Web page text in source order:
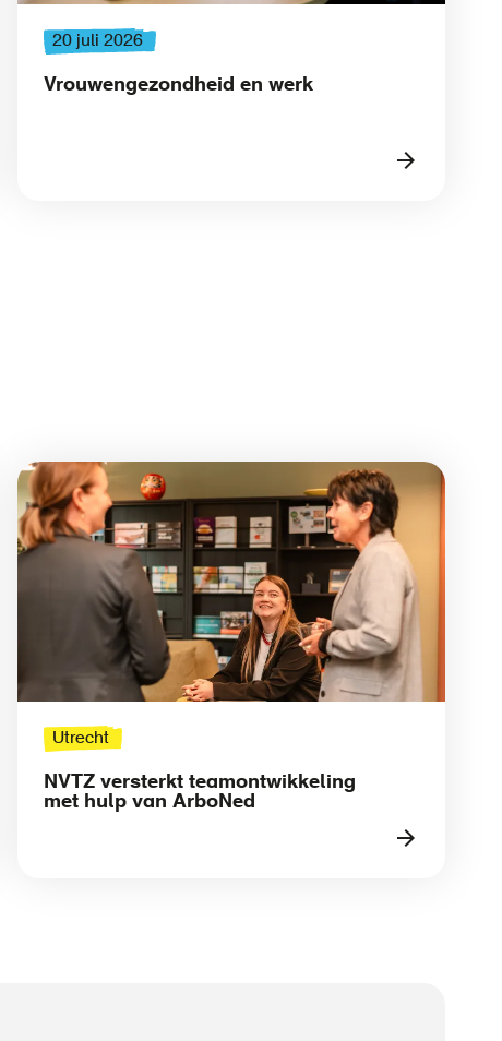
20 juli 2026
Vrouwengezondheid en werk
Utrecht
NVTZ versterkt teamontwikkeling
met hulp van ArboNed